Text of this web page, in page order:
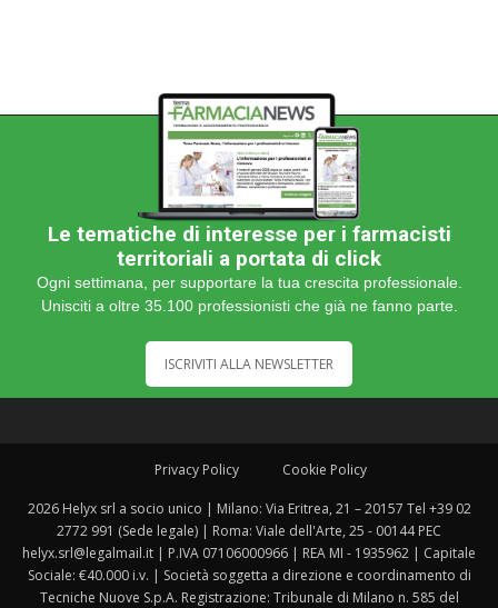
Le tematiche di interesse per i farmacisti
territoriali a portata di click
Ogni settimana, per supportare la tua crescita professionale.
Unisciti a oltre 35.100 professionisti che già ne fanno parte.
ISCRIVITI ALLA NEWSLETTER
Privacy Policy Cookie Policy
2026 Helyx srl a socio unico | Milano: Via Eritrea, 21 – 20157 Tel +39 02
2772 991 (Sede legale) | Roma: Viale dell'Arte, 25 - 00144 PEC
helyx.srl@legalmail.it | P.IVA 07106000966 | REA MI - 1935962 | Capitale
Sociale: €40.000 i.v. | Società soggetta a direzione e coordinamento di
Tecniche Nuove S.p.A. Registrazione: Tribunale di Milano n. 585 del